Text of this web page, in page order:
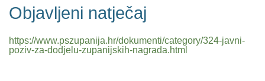
Objavljeni natječaj
https://www.pszupanija.hr/dokumenti/category/324-javni-
poziv-za-dodjelu-zupanijskih-nagrada.html